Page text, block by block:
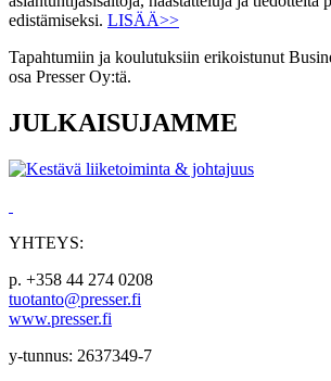
edistämiseksi. LISÄÄ>>
Tapahtumiin ja koulutuksiin erikoistunut
osa Presser Oy:tä.
JULKAISUJAMME
YHTEYS:
p. +358 44 274 0208
tuotanto@presser.fi
www.presser.fi
y-tunnus: 2637349-7